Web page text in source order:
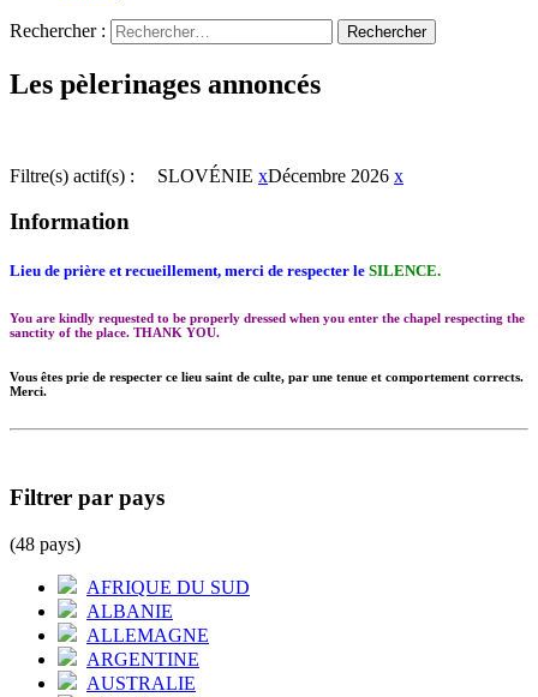
Rechercher :
Les pèlerinages annoncés
Filtre(s) actif(s) : SLOVÉNIE xDécembre 2026 x
Information
Lieu de prière et recueillement, merci de respecter le SILENCE.
You are kindly requested to be properly dressed when you enter the chapel respecting the
sanctity of the place. THANK YOU.
Vous êtes prie de respecter ce lieu saint de culte, par une tenue et comportement corrects.
Merci.
Filtrer par pays
(48 pays)
AFRIQUE DU SUD
ALBANIE
ALLEMAGNE
ARGENTINE
AUSTRALIE